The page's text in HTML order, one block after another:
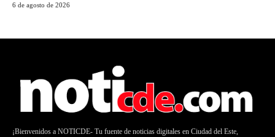
6 de agosto de 2026
¡Bienvenidos a NOTICDE- Tu fuente de noticias digitales en Ciudad del Este,